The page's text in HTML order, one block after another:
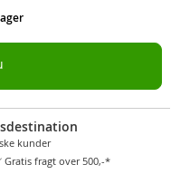
kunder
Gratis fragt over 500,-*